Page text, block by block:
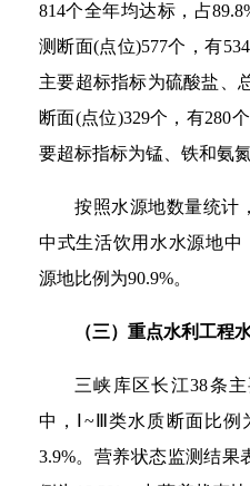
814个全年均达标，占
测断面(点位)577个，有
主要超标指标为硫酸盐、
断面(点位)329个，有280
要超标指标为锰、铁和氨氮
按照水源地数量统计
中式生活饮用水水源地
源地比例为90.9%。
（三）重点水利工程
三峡库区长江38条
中，Ⅰ~Ⅲ类水质断面比例
3.9%。营养状态监测结果